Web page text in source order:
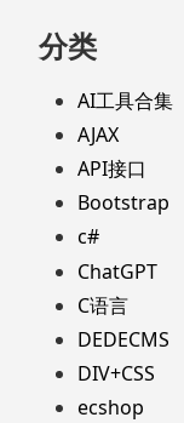
分类
AI工具合集
AJAX
API接口
Bootstrap
c#
ChatGPT
C语言
DEDECMS
DIV+CSS
ecshop